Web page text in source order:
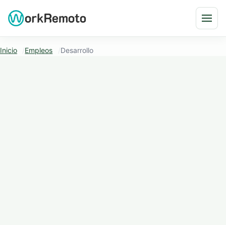
Inicio Empleos Desarrollo